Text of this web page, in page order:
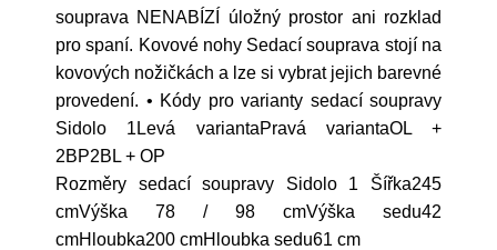
souprava NENABÍZÍ úložný prostor ani rozklad
pro spaní. Kovové nohy Sedací souprava stojí na
kovových nožičkách a lze si vybrat jejich barevné
provedení. • Kódy pro varianty sedací soupravy
Sidolo 1Levá variantaPravá variantaOL +
2BP2BL + OP
Rozměry sedací soupravy Sidolo 1 Šířka245
cmVýška 78 / 98 cmVýška sedu42
cmHloubka200 cmHloubka sedu61 cm